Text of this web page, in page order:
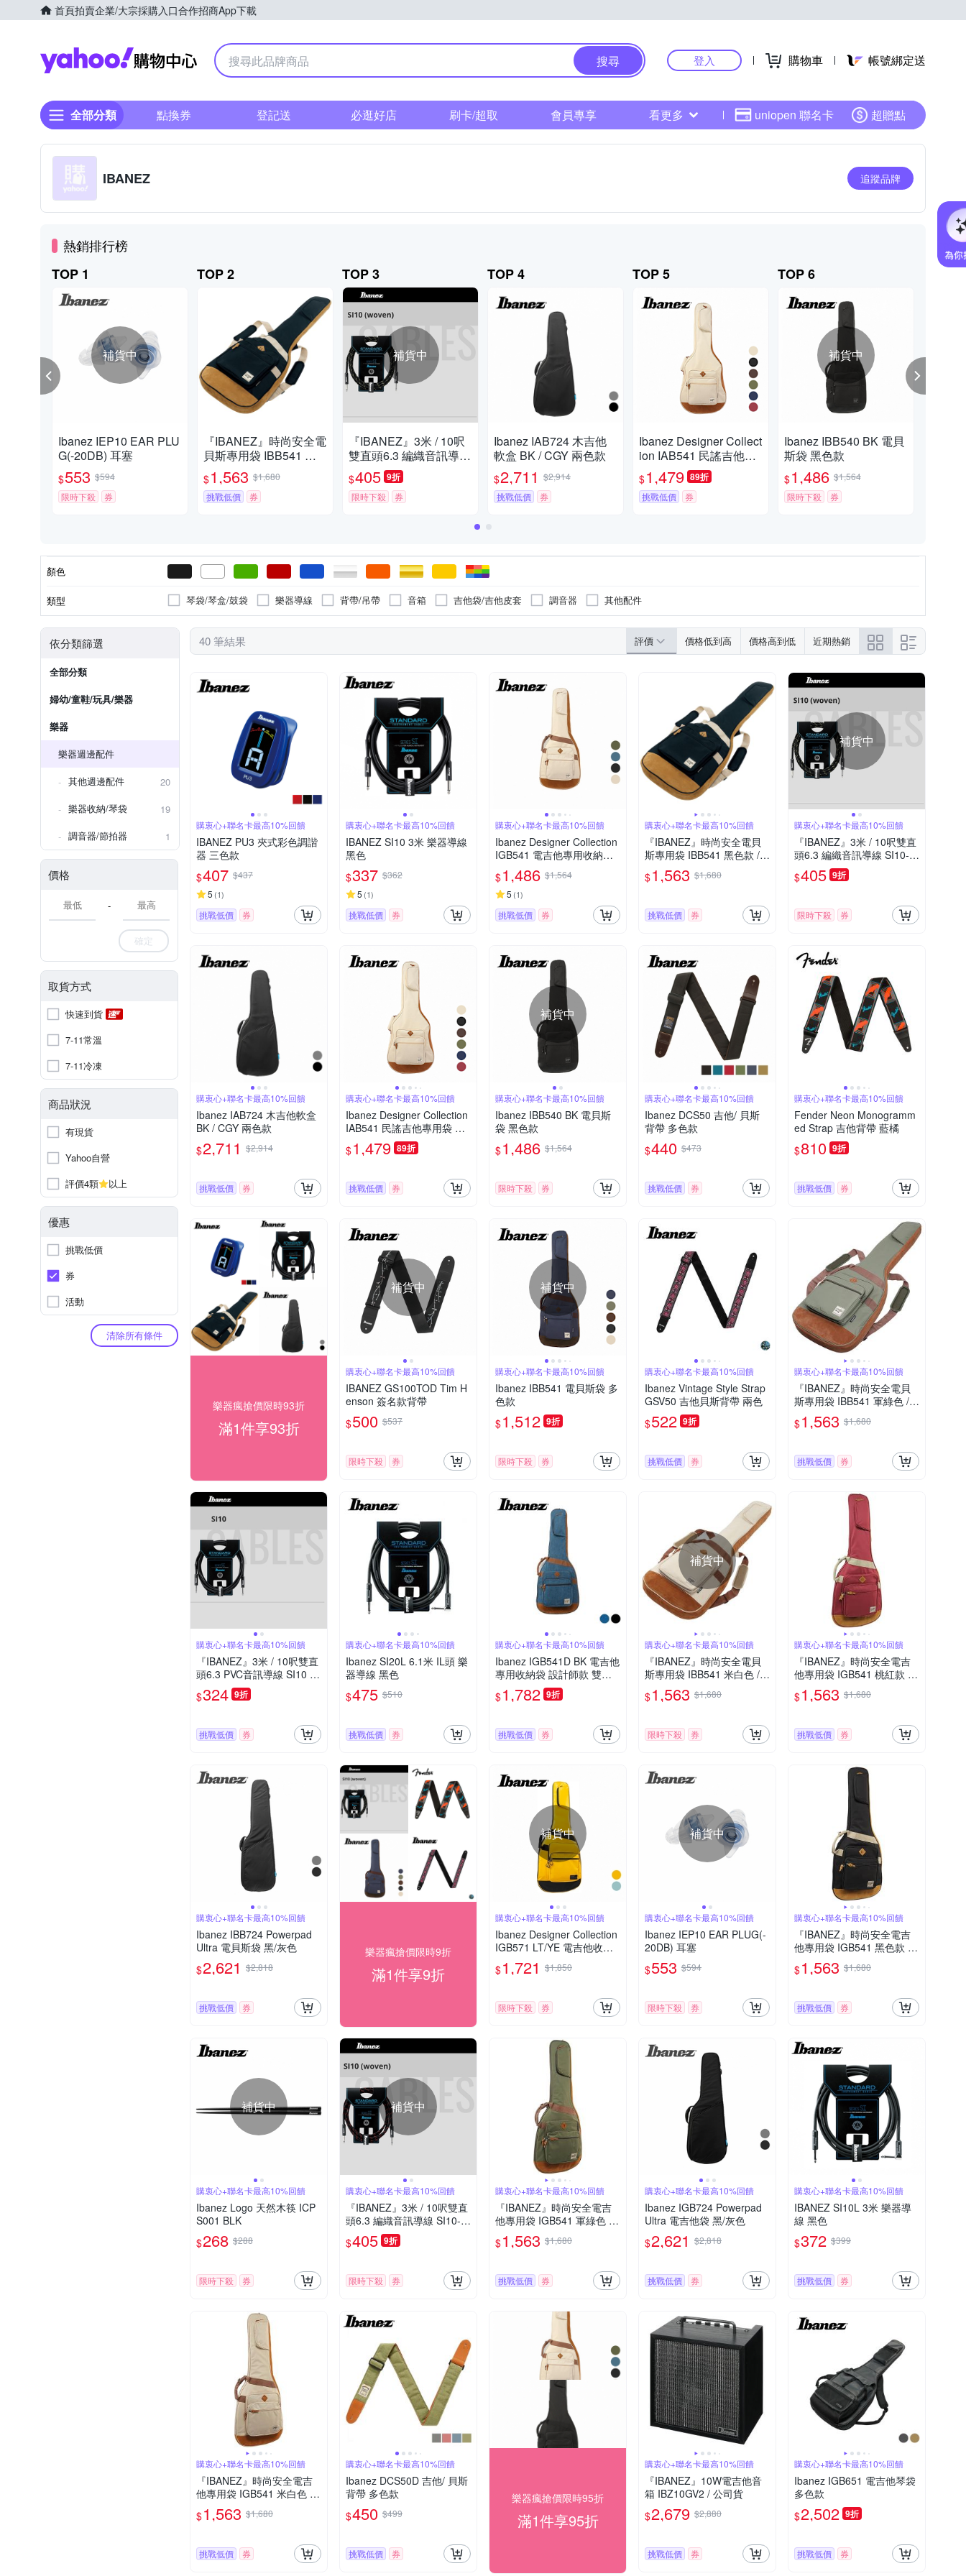
首頁拍賣企業/大宗採購入口合作招商App下載
Yahoo購物中心
搜尋 登入 購物車 帳號綁定送
全部分類 點換券 登記送 必逛好店 刷卡/超取 會員專享 看更多 uniopen 聯名卡 超贈點
IBANEZ 追蹤品牌
熱銷排行榜
TOP 1
補貨中
Ibanez IEP10 EAR PLU
G(-20DB) 耳塞
$553 $594
限時下殺
券
TOP 2
『IBANEZ』時尚安全電
貝斯專用袋 IBB541 黑
色款 / 公司貨
$1,563 $1,680
挑戰低價
券
TOP 3
補貨中
『IBANEZ』3米 / 10呎
雙直頭6.3 編織音訊導線
SI10-BG / 公司貨
$405 9折
限時下殺 券
TOP 4
Ibanez IAB724 木吉他
軟盒 BK / CGY 兩色款
$2,711 $2,914
挑戰低價
券
TOP 5
Ibanez Designer Collect
ion IAB541 民謠吉他專
用袋 多色款
$1,479 89折
挑戰低價 券
TOP 6
補貨中
Ibanez IBB540 BK 電貝
斯袋 黑色款
$1,486 $1,564
限時下殺
券
顏色
類型 琴袋/琴盒/鼓袋 樂器導線 背帶/吊帶 音箱 吉他袋/吉他皮套 調音器 其他配件
依分類篩選
全部分類
婦幼/童鞋/玩具/樂器
樂器
樂器週邊配件
其他週邊配件
20
樂器收納/琴袋
19
調音器/節拍器
1
價格
-
確定
取貨方式
快速到貨
7-11常溫
7-11冷凍
商品狀況
有現貨
Yahoo自營
評價4顆
以上
優惠
挑戰低價
券
活動
清除所有條件
40 筆結果 評價 價格低到高 價格高到低 近期熱銷
購衷心+聯名卡最高10%回饋
IBANEZ PU3 夾式彩色調諧
器 三色款
$407 $437
5 (1)
挑戰低價 券
購衷心+聯名卡最高10%回饋
IBANEZ SI10 3米 樂器導線
黑色
$337 $362
5 (1)
挑戰低價 券
購衷心+聯名卡最高10%回饋
Ibanez Designer Collection
IGB541 電吉他專用收納袋
多色款
$1,486 $1,564
5 (1)
挑戰低價 券
購衷心+聯名卡最高10%回饋
『IBANEZ』時尚安全電貝
斯專用袋 IBB541 黑色款 /
公司貨
$1,563 $1,680
挑戰低價 券
補貨中
購衷心+聯名卡最高10%回饋
『IBANEZ』3米 / 10呎雙直
頭6.3 編織音訊導線 SI10-B
G / 公司貨
$405 9折
限時下殺 券
購衷心+聯名卡最高10%回饋
Ibanez IAB724 木吉他軟盒
BK / CGY 兩色款
$2,711 $2,914
挑戰低價 券
購衷心+聯名卡最高10%回饋
Ibanez Designer Collection
IAB541 民謠吉他專用袋 多
色款
$1,479 89折
挑戰低價 券
補貨中
購衷心+聯名卡最高10%回饋
Ibanez IBB540 BK 電貝斯
袋 黑色款
$1,486 $1,564
限時下殺 券
購衷心+聯名卡最高10%回饋
Ibanez DCS50 吉他/ 貝斯
背帶 多色款
$440 $473
挑戰低價 券
購衷心+聯名卡最高10%回饋
Fender Neon Monogramm
ed Strap 吉他背帶 藍橘
$810 9折
挑戰低價 券
樂器瘋搶價限時93折
滿1件享93折
補貨中
購衷心+聯名卡最高10%回饋
IBANEZ GS100TOD Tim H
enson 簽名款背帶
$500 $537
限時下殺 券
補貨中
購衷心+聯名卡最高10%回饋
Ibanez IBB541 電貝斯袋 多
色款
$1,512 9折
限時下殺 券
購衷心+聯名卡最高10%回饋
Ibanez Vintage Style Strap
GSV50 吉他貝斯背帶 兩色
$522 9折
挑戰低價 券
購衷心+聯名卡最高10%回饋
『IBANEZ』時尚安全電貝
斯專用袋 IBB541 軍綠色 /
公司貨
$1,563 $1,680
挑戰低價 券
購衷心+聯名卡最高10%回饋
『IBANEZ』3米 / 10呎雙直
頭6.3 PVC音訊導線 SI10 /
公司貨
$324 9折
挑戰低價 券
購衷心+聯名卡最高10%回饋
Ibanez SI20L 6.1米 IL頭 樂
器導線 黑色
$475 $510
挑戰低價 券
購衷心+聯名卡最高10%回饋
Ibanez IGB541D BK 電吉他
專用收納袋 設計師款 雙色
款 黑色/牛仔藍
$1,782 9折
挑戰低價 券
補貨中
購衷心+聯名卡最高10%回饋
『IBANEZ』時尚安全電貝
斯專用袋 IBB541 米白色 /
公司貨
$1,563 $1,680
限時下殺 券
購衷心+聯名卡最高10%回饋
『IBANEZ』時尚安全電吉
他專用袋 IGB541 桃紅款 /
公司貨
$1,563 $1,680
挑戰低價 券
購衷心+聯名卡最高10%回饋
Ibanez IBB724 Powerpad
Ultra 電貝斯袋 黑/灰色
$2,621 $2,818
挑戰低價 券
樂器瘋搶價限時9折
滿1件享9折
補貨中
購衷心+聯名卡最高10%回饋
Ibanez Designer Collection
IGB571 LT/YE 電吉他收納
琴袋
$1,721 $1,850
限時下殺 券
補貨中
購衷心+聯名卡最高10%回饋
Ibanez IEP10 EAR PLUG(-
20DB) 耳塞
$553 $594
限時下殺 券
購衷心+聯名卡最高10%回饋
『IBANEZ』時尚安全電吉
他專用袋 IGB541 黑色款 /
公司貨
$1,563 $1,680
挑戰低價 券
補貨中
購衷心+聯名卡最高10%回饋
Ibanez Logo 天然木筷 ICP
S001 BLK
$268 $288
限時下殺 券
補貨中
購衷心+聯名卡最高10%回饋
『IBANEZ』3米 / 10呎雙直
頭6.3 編織音訊導線 SI10-B
W / 公司貨
$405 9折
限時下殺 券
購衷心+聯名卡最高10%回饋
『IBANEZ』時尚安全電吉
他專用袋 IGB541 軍綠色 /
公司貨
$1,563 $1,680
挑戰低價 券
購衷心+聯名卡最高10%回饋
Ibanez IGB724 Powerpad
Ultra 電吉他袋 黑/灰色
$2,621 $2,818
挑戰低價 券
購衷心+聯名卡最高10%回饋
IBANEZ SI10L 3米 樂器導
線 黑色
$372 $399
挑戰低價 券
購衷心+聯名卡最高10%回饋
『IBANEZ』時尚安全電吉
他專用袋 IGB541 米白色 /
公司貨
$1,563 $1,680
挑戰低價 券
購衷心+聯名卡最高10%回饋
Ibanez DCS50D 吉他/ 貝斯
背帶 多色款
$450 $499
挑戰低價 券
樂器瘋搶價限時95折
滿1件享95折
購衷心+聯名卡最高10%回饋
『IBANEZ』10W電吉他音
箱 IBZ10GV2 / 公司貨
$2,679 $2,880
挑戰低價 券
購衷心+聯名卡最高10%回饋
Ibanez IGB651 電吉他琴袋
多色款
$2,502 9折
挑戰低價 券